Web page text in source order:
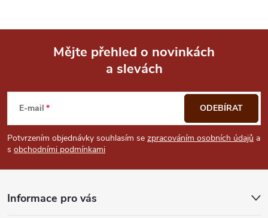
u
p
a
Mějte přehled o novinkách
a slevách
E-mail
Potvrzením objednávky souhlasím se zpracováním osobních údajů a
s obchodními podmínkami
ODEBÍRAT
Informace pro vás